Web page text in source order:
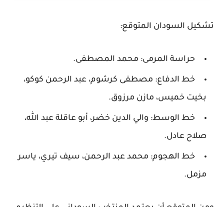
تشكيل السودان المتوقع:
حراسة المرمى: محمد المصطفى.
خط الدفاع: مصطفى كرشوم، عبد الرحمن كوكو،
بخيت خميس، مازن مرزوق.
خط الوسط: والي الدين خضر، أبو عاقلة عبد الله،
صلاح عادل.
خط الهجوم: محمد عبد الرحمن، سيف تيري، ياسر
مزمل.